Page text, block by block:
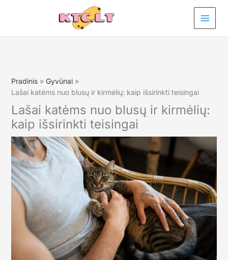
Pradinis
Gyvūnai
Lašai katėms nuo blusų ir kirmėlių: kaip išsirinkti teisingai
Lašai katėms nuo blusų ir kirmėlių:
kaip išsirinkti teisingai